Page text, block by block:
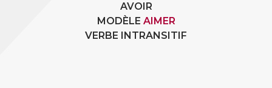
AVOIR
MODÈLE AIMER
VERBE INTRANSITIF